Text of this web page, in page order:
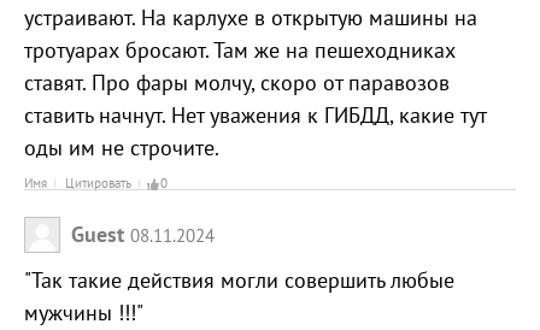
устраивают. На карлухе в открытую машины на
тротуарах бросают. Там же на пешеходниках
ставят. Про фары молчу, скоро от паравозов
ставить начнут. Нет уважения к ГИБДД, какие тут
оды им не строчите.
Имя Цитировать 0
Guest 08.11.2024
"Так такие действия могли совершить любые
мужчины !!!"